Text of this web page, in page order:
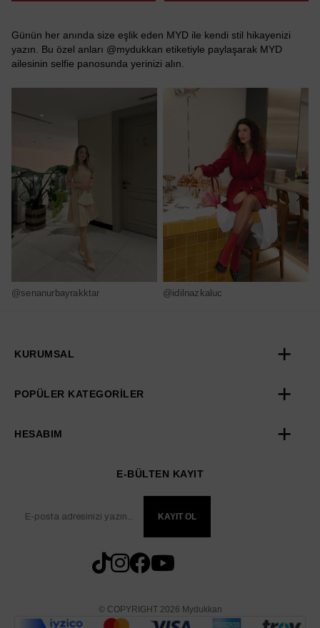
Günün her anında size eşlik eden MYD ile kendi stil hikayenizi
yazın. Bu özel anları @mydukkan etiketiyle paylaşarak MYD
ailesinin selfie panosunda yerinizi alın.
@senanurbayrakktar @idilnazkaluc
KURUMSAL
POPÜLER KATEGORİLER
HESABIM
E-BÜLTEN KAYIT
KAYIT OL
© COPYRIGHT 2026 Mydukkan